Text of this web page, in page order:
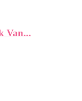
Van...